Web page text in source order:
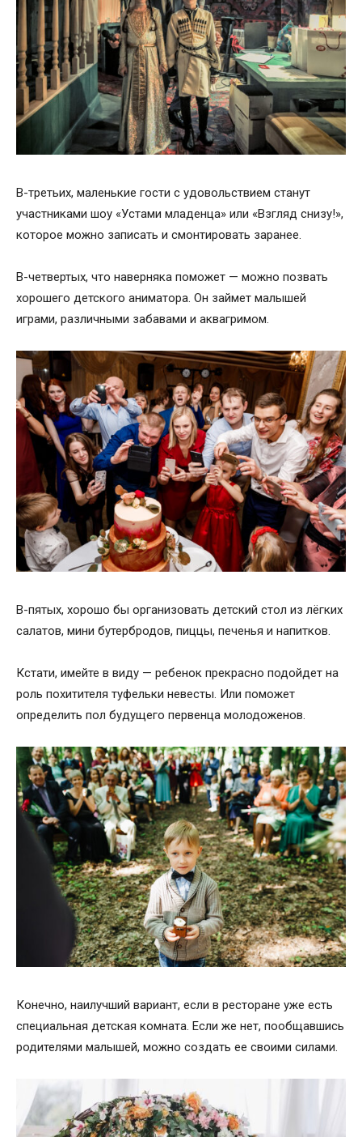
В-третьих, маленькие гости с удовольствием станут
участниками шоу «Устами младенца» или «Взгляд снизу!»,
которое можно записать и смонтировать заранее.
В-четвертых, что наверняка поможет — можно позвать
хорошего детского аниматора. Он займет малышей
играми, различными забавами и аквагримом.
В-пятых, хорошо бы организовать детский стол из лёгких
салатов, мини бутербродов, пиццы, печенья и напитков.
Кстати, имейте в виду — ребенок прекрасно подойдет на
роль похитителя туфельки невесты. Или поможет
определить пол будущего первенца молодоженов.
Конечно, наилучший вариант, если в ресторане уже есть
специальная детская комната. Если же нет, пообщавшись
родителями малышей, можно создать ее своими силами.